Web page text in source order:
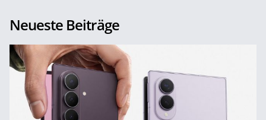
Neueste Beiträge